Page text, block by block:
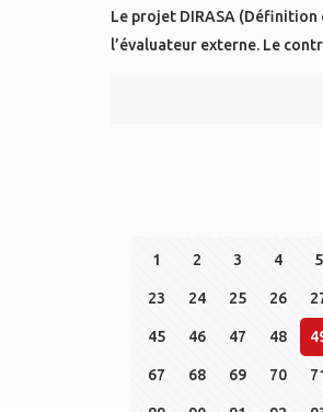
Le projet DIRASA (Définition
l’évaluateur externe. Le
1 2 3 4 5
23 24 25 26
45 46 47 48
67 68 69 70